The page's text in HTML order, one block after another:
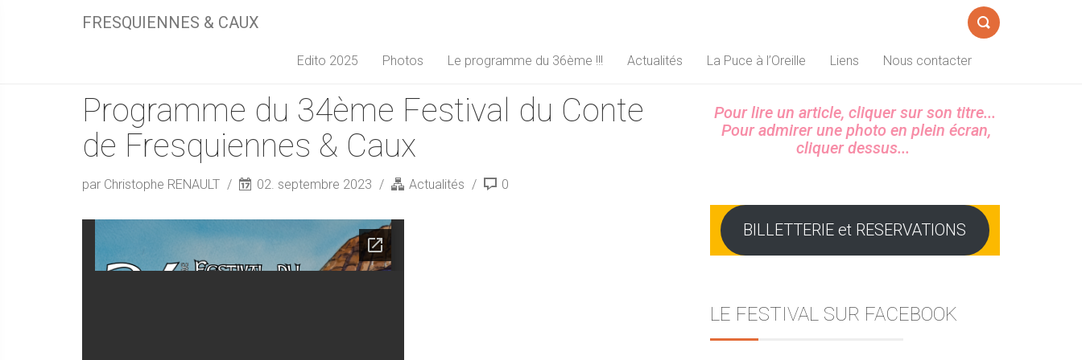
FRESQUIENNES & CAUX
de
Edito 2025 Photos Le programme du 36ème !!! Actualités La Puce à l’Oreille Liens Nous contacter
Programme du 34ème Festival du Conte
de Fresquiennes & Caux
par Christophe RENAULT 02. septembre 2023 Actualités 0
Sidebar
Pour lire un article, cliquer sur son titre...
Pour admirer une photo en plein écran,
cliquer dessus...
BILLETTERIE et RESERVATIONS
LE FESTIVAL SUR FACEBOOK